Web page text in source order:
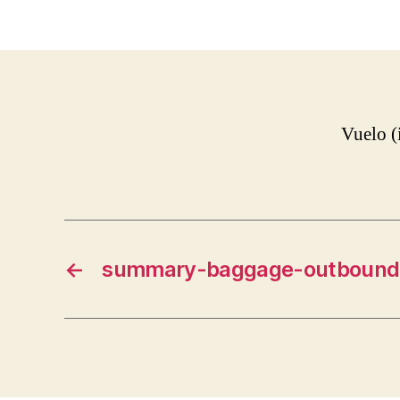
Vuelo
← summary-baggage-outbound